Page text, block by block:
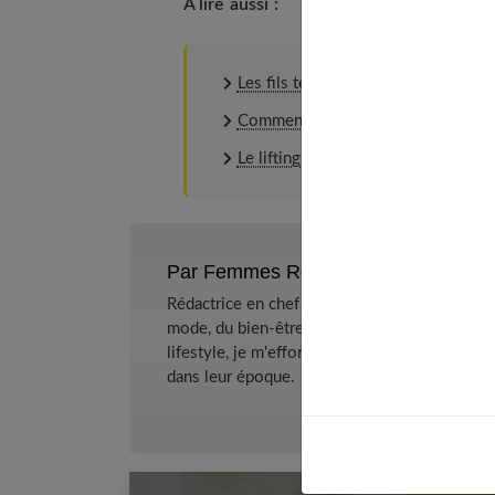
À lire aussi :
Les fils tenseurs : tout ce qu’il faut
Comment rajeunir son visage :
Le lifting : est-ce fait pour moi ?
Par Femmes References
Rédactrice en chef et chercheuse de
mode, du bien-être et de la psychologie
lifestyle, je m'efforce de décrypter le
dans leur époque.